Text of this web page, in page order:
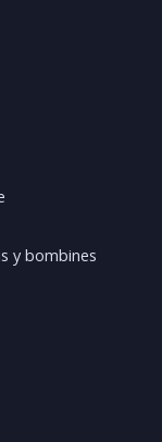
y bombines